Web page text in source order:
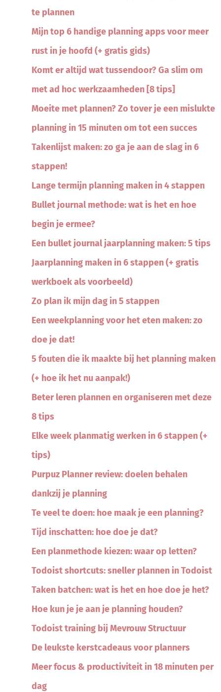
te plannen
Mijn top 6 handige planning apps voor meer
rust in je hoofd (+ gratis gids)
Komt er altijd wat tussendoor? Ga slim om
met ad hoc werkzaamheden [8 tips]
Moeite met plannen? Zo tover je een mislukte
planning in 15 minuten om tot een succes
Takenlijst maken: zo ga je aan de slag in 6
stappen!
Lange termijn planning maken in 4 stappen
Bullet journal methode: wat is het en hoe
begin je ermee?
Een bullet journal jaarplanning maken: 5 tips
Jaarplanning maken in 6 stappen (+ gratis
werkboek als voorbeeld)
Zo plan ik mijn dag in 5 stappen
Een weekplanning voor het eten maken: zo
doe je dat!
5 fouten die ik maakte bij het planning maken
(+ hoe ik het nu aanpak!)
Beter leren plannen en organiseren met deze
8 tips
Elke week planmatig werken in 6 stappen (+
tips)
Purpuz Planner review: doelen behalen
dankzij je planning
Te veel te doen: hoe maak je een planning?
Tijd inschatten: hoe doe je dat?
Een planmethode kiezen: waar op letten?
Todoist shortcuts: sneller plannen in Todoist
Taken batchen: wat is het en hoe doe je het?
Hoe kun je je aan je planning houden?
Todoist training bij Mevrouw Structuur
De leukste kerstcadeaus voor planners
Meer focus & productiviteit in 18 minuten per
dag